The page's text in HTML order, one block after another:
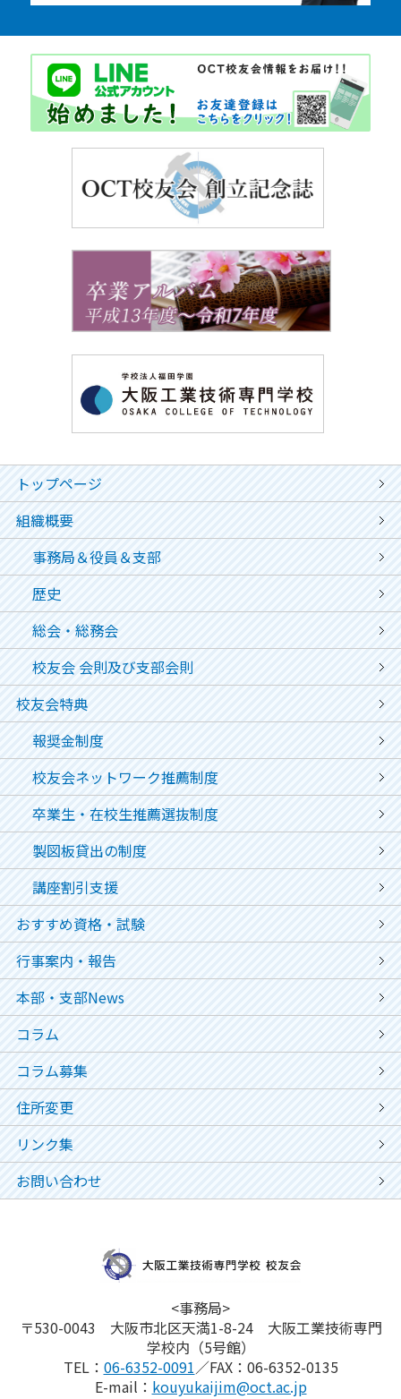
トップページ
組織概要
事務局＆役員＆支部
歴史
総会・総務会
校友会 会則及び支部会則
校友会特典
報奨金制度
校友会ネットワーク推薦制度
卒業生・在校生推薦選抜制度
製図板貸出の制度
講座割引支援
おすすめ資格・試験
行事案内・報告
本部・支部News
コラム
コラム募集
住所変更
リンク集
お問い合わせ
<事務局>
〒530-0043 大阪市北区天満1-8-24 大阪工業技術専門
学校内（5号館）
TEL： 06-6352-0091／FAX：06-6352-0135
E-mail： kouyukaijim@oct.ac.jp